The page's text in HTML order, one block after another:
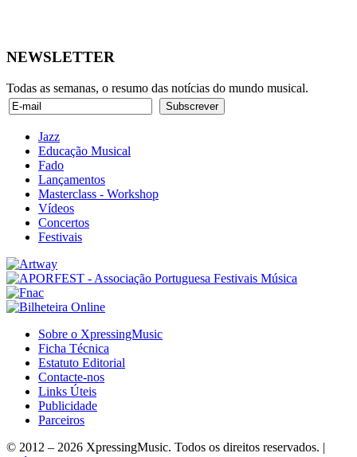
NEWSLETTER
Todas as semanas, o resumo das notícias do mundo musical.
Jazz
Educação Musical
Fado
Lançamentos
Masterclass - Workshop
Vídeos
Concertos
Festivais
Sobre o XpressingMusic
Ficha Técnica
Estatuto Editorial
Contacte-nos
Links Úteis
Publicidade
Parceiros
© 2012 – 2026 XpressingMusic. Todos os direitos reservados. |